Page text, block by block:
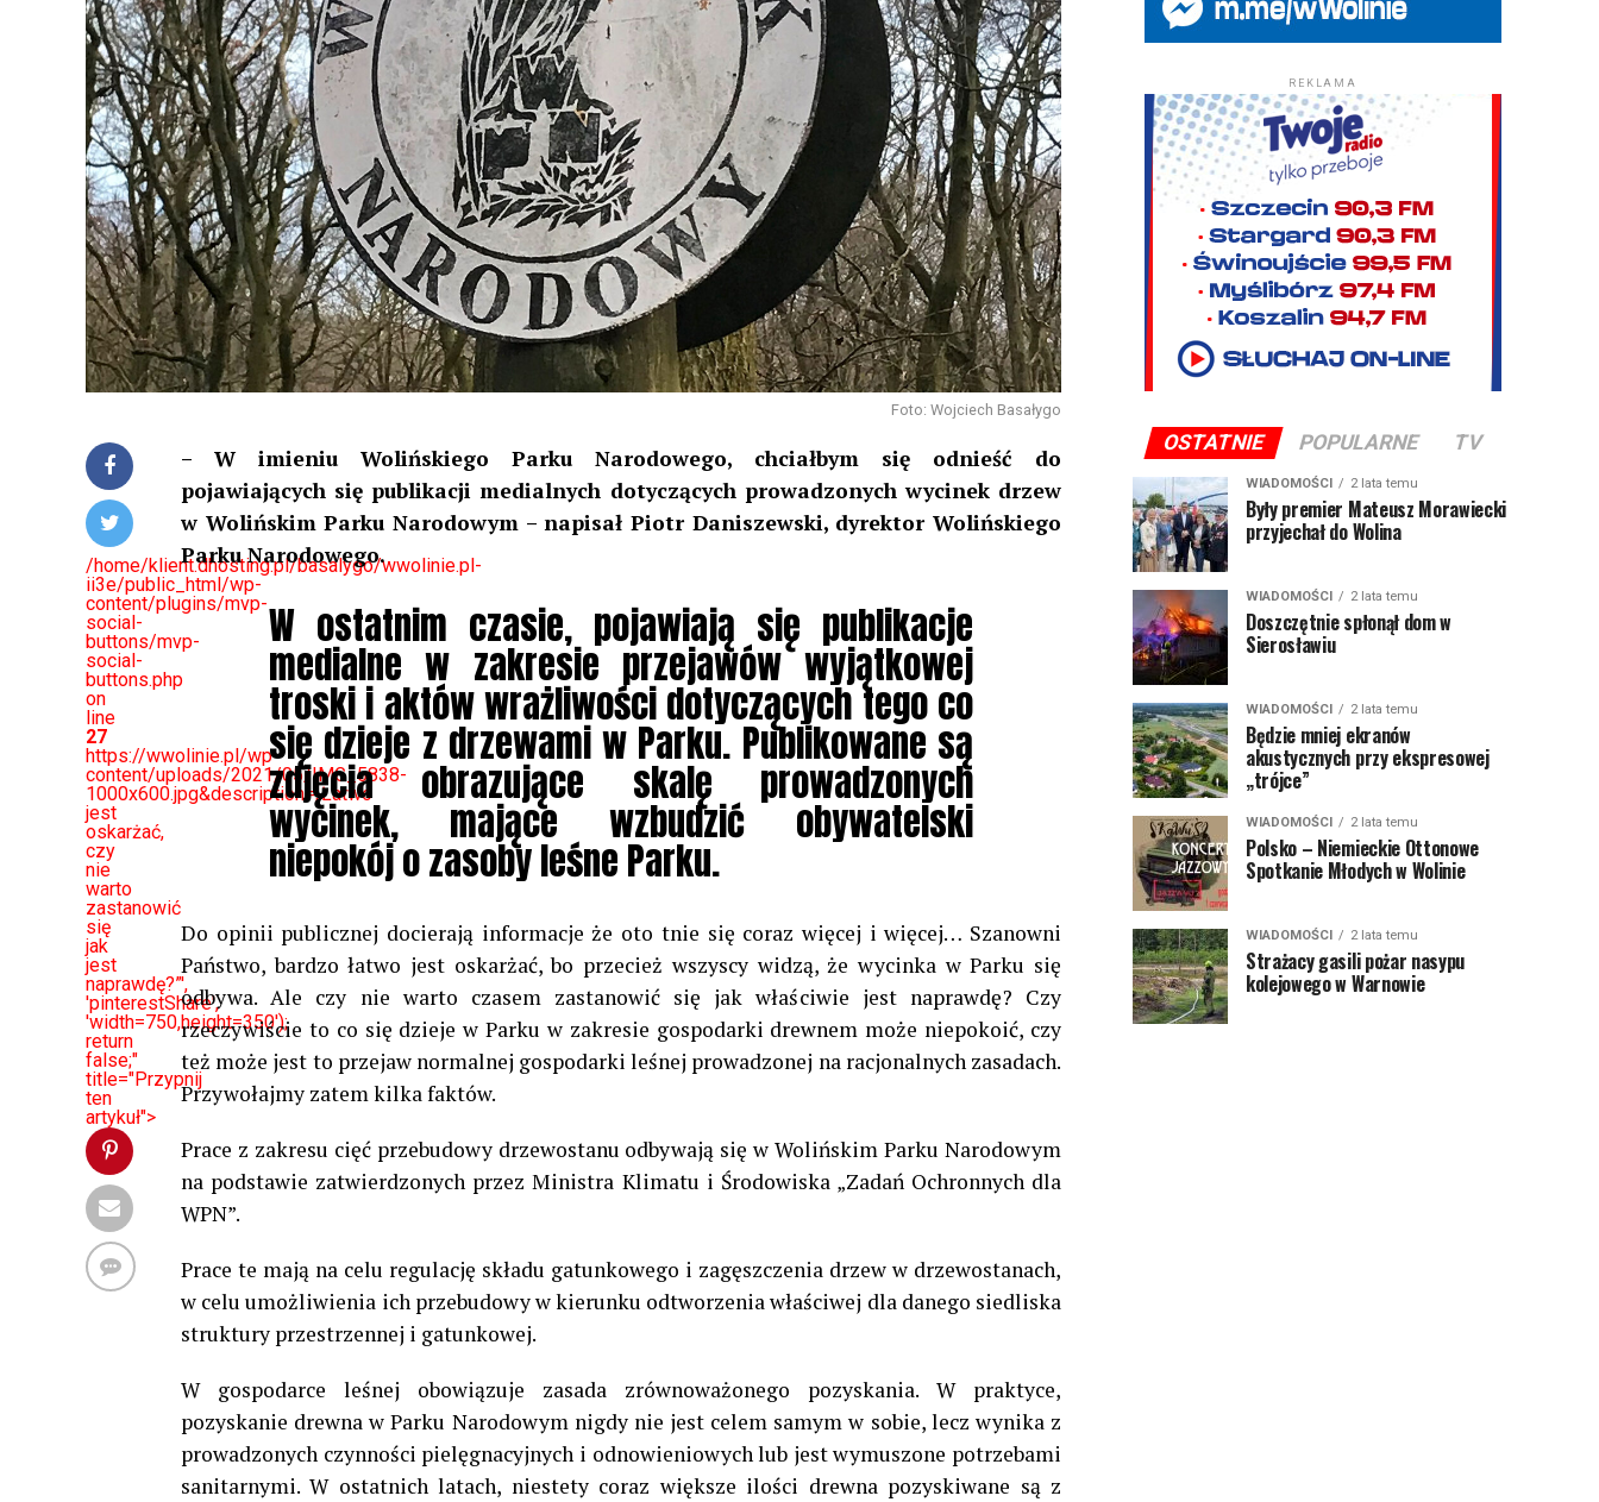
Foto: Wojciech Basałygo
/home/klient.dhosting.pl/basalygo/wwolinie.pl-
ii3e/public_html/wp-
content/plugins/mvp-
social-
buttons/mvp-
social-
buttons.php
on
line
27
https://wwolinie.pl/wp-
content/uploads/2021/05/IMG_5838-
1000x600.jpg&description=„Łatwo
jest
oskarżać,
czy
nie
warto
zastanowić
się
jak
jest
naprawdę?”',
'pinterestShare',
'width=750,height=350');
return
false;"
title="Przypnij
ten
artykuł">
– W imieniu Wolińskiego Parku Narodowego, chciałbym się odnieść do
pojawiających się publikacji medialnych dotyczących prowadzonych wycinek drzew
w Wolińskim Parku Narodowym – napisał Piotr Daniszewski, dyrektor Wolińskiego
Parku Narodowego.
W ostatnim czasie, pojawiają się publikacje
medialne w zakresie przejawów wyjątkowej
troski i aktów wrażliwości dotyczących tego co
się dzieje z drzewami w Parku. Publikowane są
zdjęcia obrazujące skalę prowadzonych
wycinek, mające wzbudzić obywatelski
niepokój o zasoby leśne Parku.
Do opinii publicznej docierają informacje że oto tnie się coraz więcej i więcej… Szanowni
Państwo, bardzo łatwo jest oskarżać, bo przecież wszyscy widzą, że wycinka w Parku się
odbywa. Ale czy nie warto czasem zastanowić się jak właściwie jest naprawdę? Czy
rzeczywiście to co się dzieje w Parku w zakresie gospodarki drewnem może niepokoić, czy
też może jest to przejaw normalnej gospodarki leśnej prowadzonej na racjonalnych zasadach.
Przywołajmy zatem kilka faktów.
Prace z zakresu cięć przebudowy drzewostanu odbywają się w Wolińskim Parku Narodowym
na podstawie zatwierdzonych przez Ministra Klimatu i Środowiska „Zadań Ochronnych dla
WPN”.
Prace te mają na celu regulację składu gatunkowego i zagęszczenia drzew w drzewostanach,
w celu umożliwienia ich przebudowy w kierunku odtworzenia właściwej dla danego siedliska
struktury przestrzennej i gatunkowej.
W gospodarce leśnej obowiązuje zasada zrównoważonego pozyskania. W praktyce,
pozyskanie drewna w Parku Narodowym nigdy nie jest celem samym w sobie, lecz wynika z
prowadzonych czynności pielęgnacyjnych i odnowieniowych lub jest wymuszone potrzebami
sanitarnymi. W ostatnich latach, niestety coraz większe ilości drewna pozyskiwane są z
REKLAMA
OSTATNIE POPULARNE TV
WIADOMOŚCI 2 lata temu
Były premier Mateusz Morawiecki
przyjechał do Wolina
WIADOMOŚCI 2 lata temu
Doszczętnie spłonął dom w
Sierosławiu
WIADOMOŚCI 2 lata temu
Będzie mniej ekranów
akustycznych przy ekspresowej
„trójce”
WIADOMOŚCI 2 lata temu
Polsko – Niemieckie Ottonowe
Spotkanie Młodych w Wolinie
WIADOMOŚCI 2 lata temu
Strażacy gasili pożar nasypu
kolejowego w Warnowie